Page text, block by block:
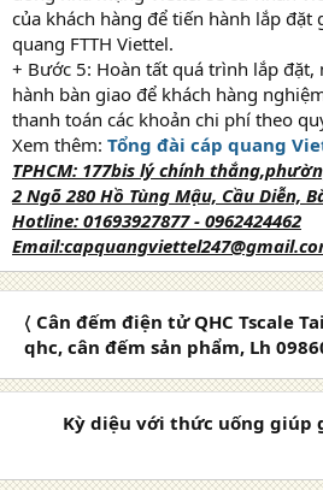
của khách hàng để tiến hành lắp đặt
quang FTTH Viettel.
+ Bước 5: Hoàn tất quá trình lắp đặt,
hành bàn giao để khách hàng
thanh toán các khoản chi phí theo
Xem thêm: Tổng đài cáp quang
TPHCM: 177bis lý chính
2 Ngõ 280 Hồ Tùng Mậu, Cầu Diễn,
Hotline: 01693927877- 0962424462
〈 Cân đếm điện tử QHC Tscale
qhc, cân đếm sản phẩm, Lh
Kỳ diệu với thức uống giúp